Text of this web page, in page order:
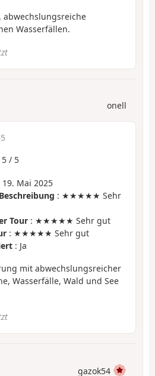
abwechslungsreiche
Wasserfällen.
onell
5 / 5
19. Mai 2025
: ★★★★★ Sehr
Tour : ★★★★★ Sehr gut
: ★★★★★ Sehr gut
: Ja
mit abwechslungsreicher
Wasserfälle, Wald und See
gazok54